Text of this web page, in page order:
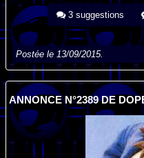
3 suggestions
Postée le 13/09/2015.
ANNONCE N°2389 DE